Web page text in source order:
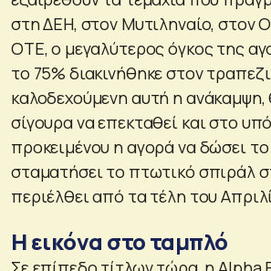
στη ΔΕΗ, στον Μυτιληναίο, στον
ΟΤΕ, ο μεγαλύτερος όγκος της
το 75% διακινήθηκε στον
καλοδεχούμενη αυτή η
σίγουρα να επεκταθεί και στο
προκειμένου η αγορά να δώσει το
σταματήσει το πτωτικό σπιράλ
περιέλθει από τα τέλη του
Η εικόνα στο ταμπλό